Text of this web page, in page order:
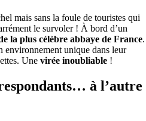
mais sans la foule de touristes qui
le survoler ! À bord d’un
la plus célèbre abbaye de France.
environnement unique dans leur
Une virée inoubliable !
à l’autre